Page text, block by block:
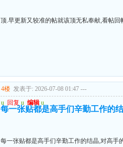
顶.早更新又较准的帖就该顶无私奉献,看帖回
4楼 发表于: 2026-07-08 01:47 ---
u 回复 u 编辑 u
每一张贴都是高手们辛勤工作的
每一张贴都是高手们辛勤工作的结晶,对高手